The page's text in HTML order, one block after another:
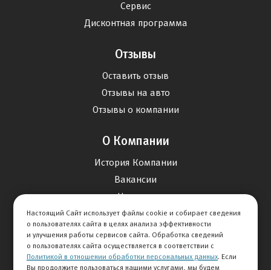
Сервис
Дисконтная программа
Отзывы
Оставить отзыв
Отзывы на авто
Отзывы о компании
О Компании
История Компании
Вакансии
Новости
Карта сайта
Контакты
Настоящий Сайт использует файлы cookie и собирает сведения
о пользователях сайта в целях анализа эффективности
и улучшения работы сервисов сайта. Обработка сведений
о пользователях сайта осуществляется в соответствии с
Политикой в отношении обработки персональных данных. Если
Вы продолжите пользоваться нашими услугами, мы будем